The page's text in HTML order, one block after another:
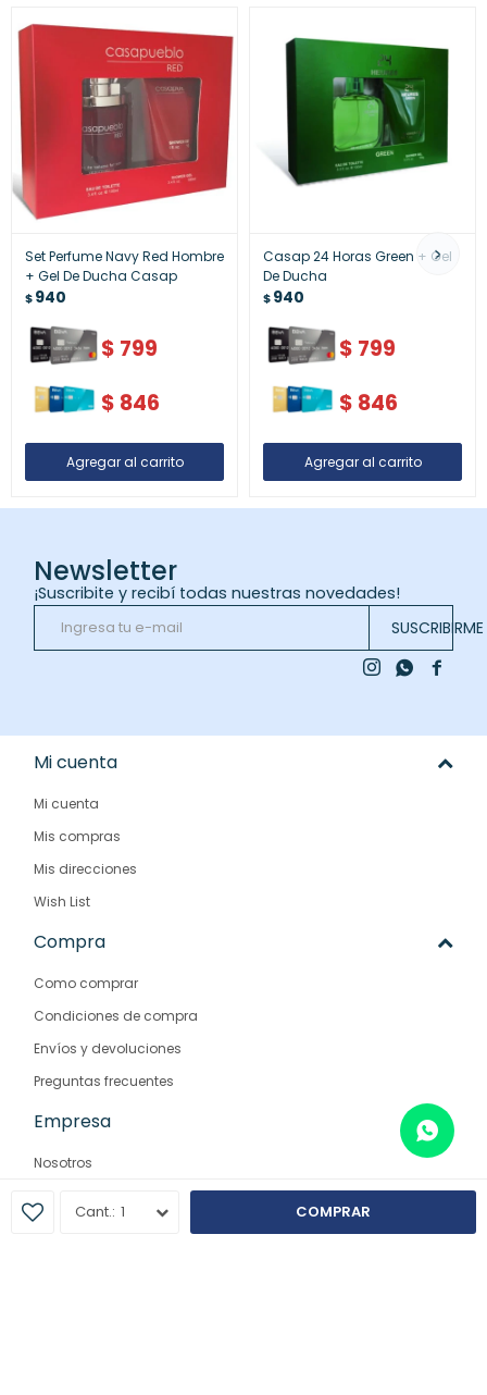
1 COMPRAR
Set Perfume Navy Red Hombre
+ Gel De Ducha Casap
$940
$ 799
$ 846
Casap 24 Horas Green + Gel
De Ducha
$940
$ 799
$ 846
Newsletter
¡Suscribite y recibí todas nuestras novedades!
SUSCRIBIRME

 
Mi cuenta
Mi cuenta
Mis compras
Mis direcciones
Wish List
Compra
Como comprar
Condiciones de compra
Envíos y devoluciones
Preguntas frecuentes
Empresa
Nosotros